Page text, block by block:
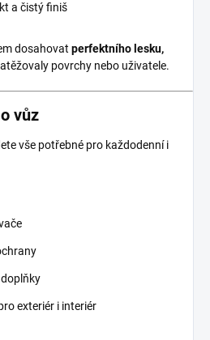
a čistý finiš
dosahovat perfektního lesku,
povrchy nebo uživatele.
vůz
vše potřebné pro každodenní i
exteriér i interiér